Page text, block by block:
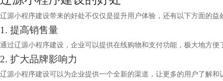
辽源小程序建设带来的好处不仅仅是提升用户体验，还有以下方面的益
1. 提高销售量
通过辽源小程序建设，企业可以提供在线购物和支付功能，极大地方
2. 扩大品牌影响力
辽源小程序建设可以为企业提供一个全新的渠道，让更多的用户了解